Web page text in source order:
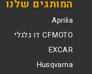
המותגים שלנו
Aprilia
CFMOTO דו גלגלי
EXCAR
Husqvarna